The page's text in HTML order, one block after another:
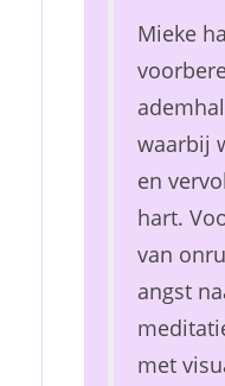
Mieke
waarbij
en
hart.
van
angst
met